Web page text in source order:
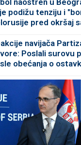
naoštren u
podižu tenziju i
pred okršaj
navijača
Poslali surovu
obećanja o